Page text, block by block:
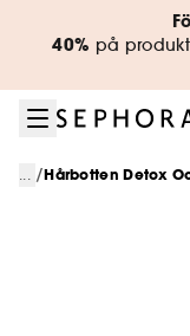
Gå till
40% på
... /Hårbotten Detox